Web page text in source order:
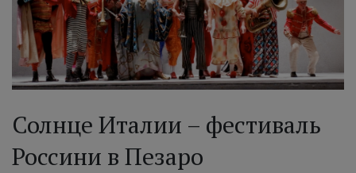
Солнце Италии – фестиваль
Россини в Пезаро